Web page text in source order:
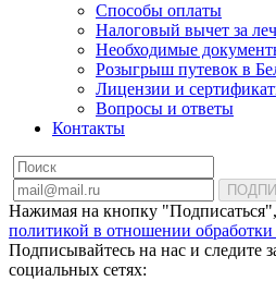
Способы оплаты
Налоговый вычет за
Необходимые
Розыгрыш путевок в
Лицензии и
Вопросы и ответы
Контакты
Нажимая на кнопку "Подписаться",
политикой в отношении
Подписывайтесь на нас и следите
социальных сетях: